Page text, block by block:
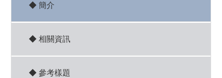
◆ 簡介
◆ 相關資訊
◆ 參考樣題